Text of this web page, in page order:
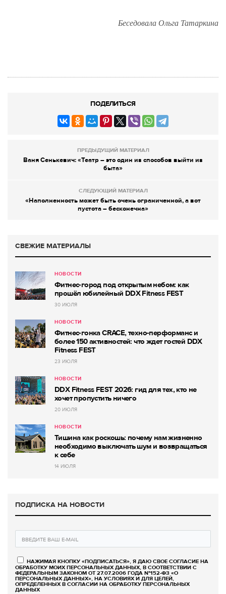
Беседовала Ольга Татаркина
ПОДЕЛИТЬСЯ
ПРЕДЫДУЩИЙ МАТЕРИАЛ
Ваня Сенькевич: «Театр – это один из способов выйти из
быта»
СЛЕДУЮЩИЙ МАТЕРИАЛ
«Наполненность может быть очень ограниченной, а вот
пустота – бесконечна»
СВЕЖИЕ МАТЕРИАЛЫ
НОВОСТИ
Фитнес-город под открытым небом: как
прошёл юбилейный DDX Fitness FEST
30 ИЮЛЯ
НОВОСТИ
Фитнес-гонка CRACE, техно-перформанс и
более 150 активностей: что ждет гостей DDX
Fitness FEST
23 ИЮЛЯ
НОВОСТИ
DDX Fitness FEST 2026: гид для тех, кто не
хочет пропустить ничего
20 ИЮЛЯ
НОВОСТИ
Тишина как роскошь: почему нам жизненно
необходимо выключать шум и возвращаться
к себе
14 ИЮЛЯ
ПОДПИСКА НА НОВОСТИ
НАЖИМАЯ КНОПКУ «ПОДПИСАТЬСЯ», Я ДАЮ СВОЕ СОГЛАСИЕ НА
ОБРАБОТКУ МОИХ ПЕРСОНАЛЬНЫХ ДАННЫХ, В СООТВЕТСТВИИ С
ФЕДЕРАЛЬНЫМ ЗАКОНОМ ОТ 27.07.2006 ГОДА №152-ФЗ «О
ПЕРСОНАЛЬНЫХ ДАННЫХ», НА УСЛОВИЯХ И ДЛЯ ЦЕЛЕЙ,
ОПРЕДЕЛЕННЫХ В СОГЛАСИИ НА ОБРАБОТКУ ПЕРСОНАЛЬНЫХ
ДАННЫХ